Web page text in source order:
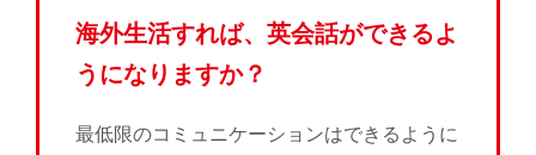
海外生活すれば、英会話ができるよ
うになりますか？
最低限のコミュニケーションはできるように